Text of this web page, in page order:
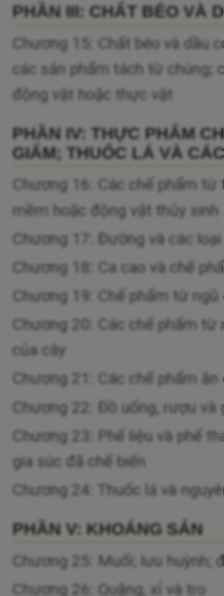
PHẦN III: CHẤT BÉO VÀ
Chương 15: Chất béo và dầu
các sản phẩm tách từ chúng;
động vật hoặc thực vật
PHẦN IV: THỰC PHẨM
GIẤM; THUỐC LÁ VÀ
Chương 16: Các chế phẩm
mềm hoặc động vật thủy
Chương 17: Đường và các
Chương 18: Ca cao và chế
Chương 19: Chế phẩm từ
Chương 20: Các chế phẩm
của cây
Chương 21: Các chế phẩm
Chương 22: Đồ uống, rượu và
Chương 23: Phế liệu và phế
gia súc đã chế biến
Chương 24: Thuốc lá và
PHẦN V: KHOÁNG SẢN
Chương 25: Muối; lưu huỳnh;
Chương 26: Quặng, xỉ và tro